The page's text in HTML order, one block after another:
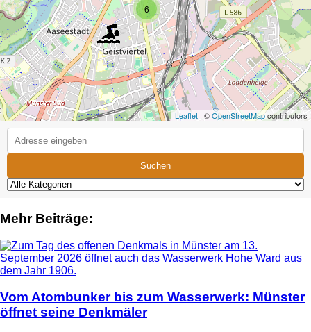
6
Leaflet | ©OpenStreetMapcontributors
Suchen
Mehr Beiträge:
Vom Atombunker bis zum Wasserwerk: Münster
öffnet seine Denkmäler